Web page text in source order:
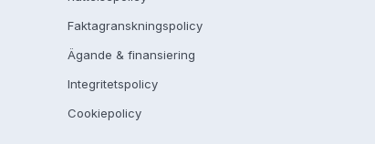
Faktagranskningspolicy
Ägande & finansiering
Integritetspolicy
Cookiepolicy